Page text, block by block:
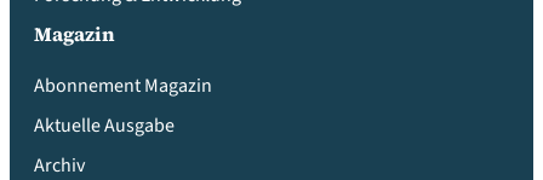
Magazin
Abonnement Magazin
Aktuelle Ausgabe
Archiv